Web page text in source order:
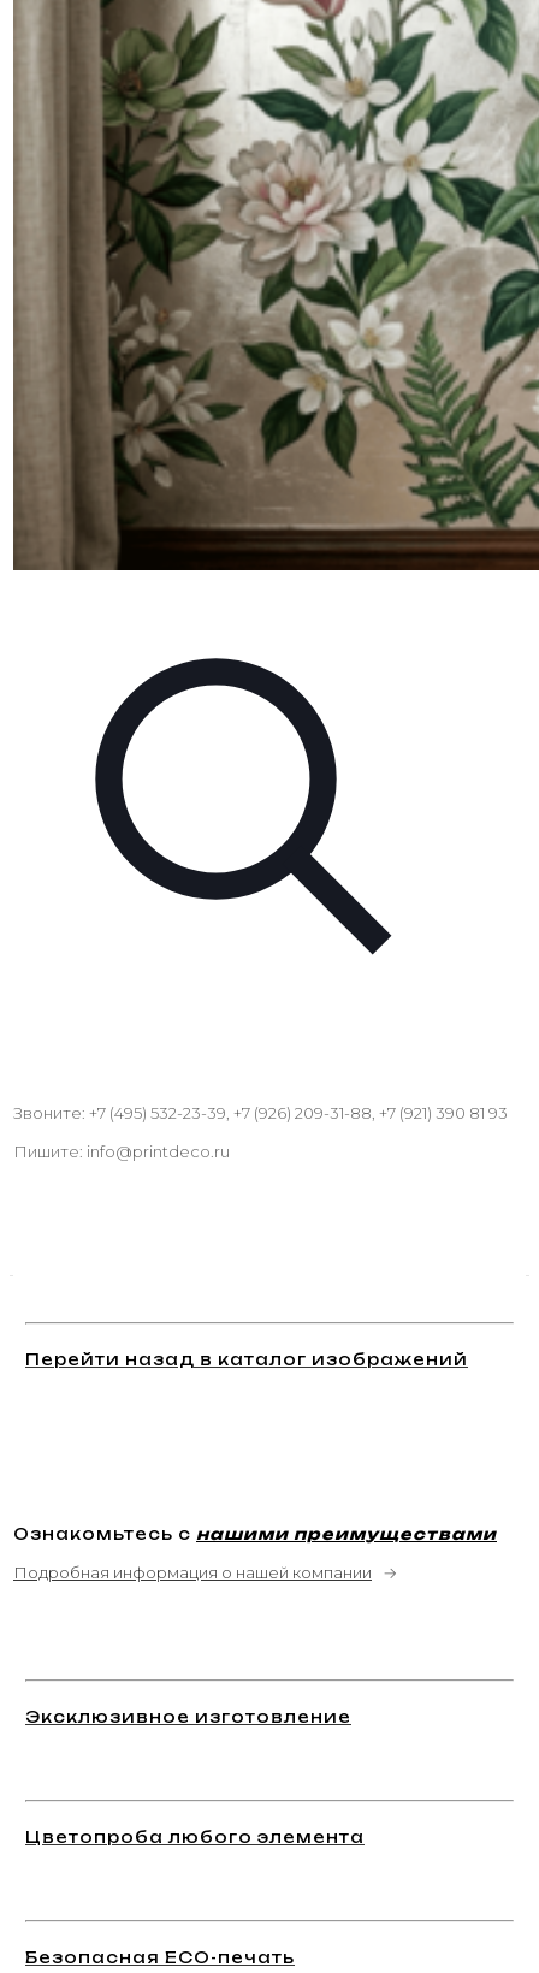
Звоните: +7 (495) 532-23-39, +7 (926) 209-31-88, +7 (921) 390 81 93
Пишите: info@printdeco.ru
Перейти назад в каталог изображений
Ознакомьтесь с нашими преимуществами
Подробная информация о нашей компании →
Эксклюзивное изготовление
Цветопроба любого элемента
Безопасная ECO-печать